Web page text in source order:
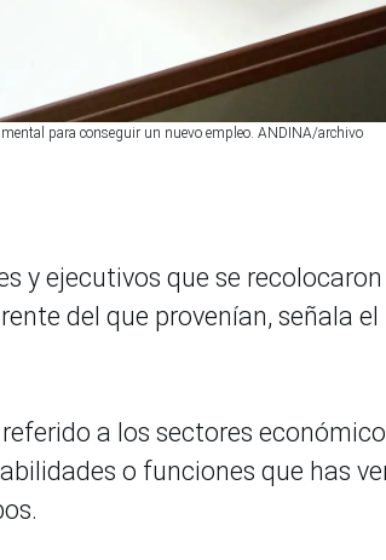
para conseguir un nuevo empleo. ANDINA/archivo
y ejecutivos que se
del que provenían, señala
a los sectores
o funciones que has